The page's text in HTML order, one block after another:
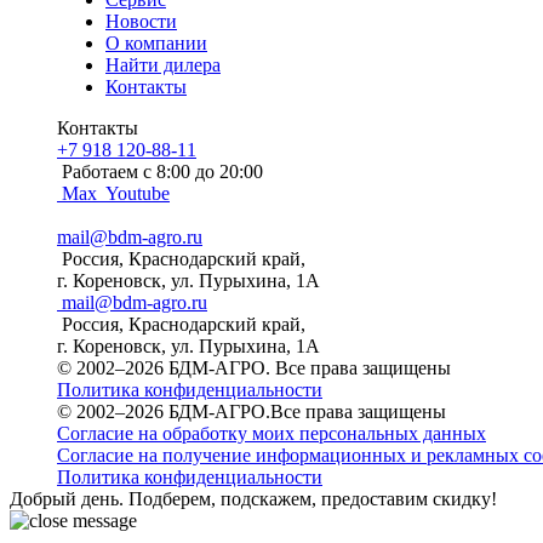
Новости
О компании
Найти дилера
Контакты
Контакты
+7 918 120-88-11
Работаем c 8:00 до 20:00
Max Youtube
mail@bdm-agro.ru
Россия, Краснодарский край,
г. Кореновск, ул. Пурыхина, 1А
mail@bdm-agro.ru
Россия, Краснодарский край,
г. Кореновск, ул. Пурыхина, 1А
© 2002–2026 БДМ-АГРО. Все права защищены
Политика конфиденциальности
© 2002–2026 БДМ-АГРО.Все права защищены
Согласие на обработку моих персональных данных
Согласие на получение информационных и рекламных
Политика конфиденциальности
Добрый день. Подберем, подскажем, предоставим скидку!